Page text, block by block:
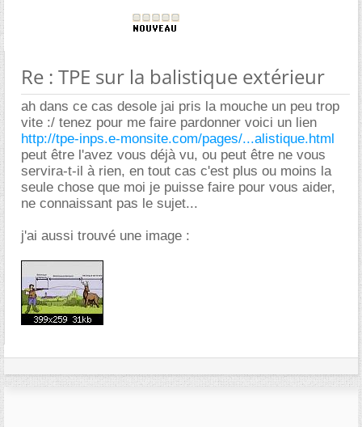
Re : TPE sur la balistique extérieur
ah dans ce cas desole jai pris la mouche un peu trop
vite :/ tenez pour me faire pardonner voici un lien
http://tpe-inps.e-monsite.com/pages/...alistique.html
peut être l'avez vous déjà vu, ou peut être ne vous
servira-t-il à rien, en tout cas c'est plus ou moins la
seule chose que moi je puisse faire pour vous aider,
ne connaissant pas le sujet...
j'ai aussi trouvé une image :